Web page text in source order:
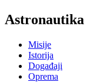
Astronautika
Misije
Istorija
Događaji
Oprema